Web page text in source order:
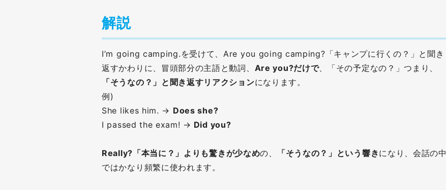
解説
I’m going camping.を受けて、Are you going camping?「キャンプに行くの？」と聞き
返すかわりに、冒頭部分の主語と動詞、 Are you?だけで、「その予定なの？」つまり、
「そうなの？」と聞き返すリアクションになります。
例)
She likes him. → Does she?
I passed the exam! → Did you?
Really?「本当に？」よりも驚きが少なめの、 「そうなの？」という響きになり、会話の中
ではかなり頻繁に使われます。